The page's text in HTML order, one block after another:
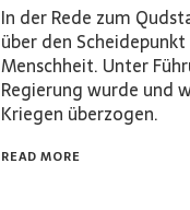
In der Rede zum
über den
Menschheit. Unter
Regierung wurde und
Kriegen überzogen.
READ MORE